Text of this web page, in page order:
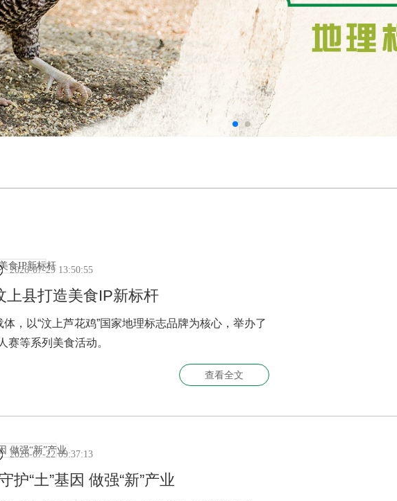
2026-07-29 13:50:55
上县打造美食IP新标杆
，以“汶上芦花鸡”国家地理标志品牌为核心，举办了
赛等系列美食活动。
查看全文
2026-07-22 09:37:13
护“土”基因 做强“新”产业